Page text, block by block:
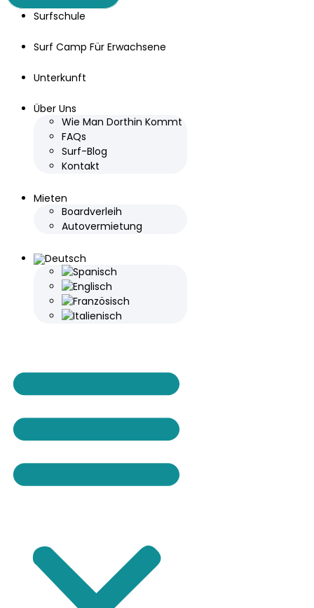
Surfschule
Surf Camp Für Erwachsene
Unterkunft
Über Uns
Wie Man Dorthin Kommt
FAQs
Surf-Blog
Kontakt
Mieten
Boardverleih
Autovermietung